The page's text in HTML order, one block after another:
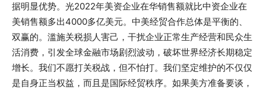
据明显优势。光2022年美资企业在华销售额就比中资企业在
美销售额多出4000多亿美元。中美经贸合作总体是平衡的、
双赢的。滥施关税损人害己，干扰企业正常生产经营和民众生
活消费，引发全球金融市场剧烈波动，破坏世界经济长期稳定
增长。我们不愿打关税战，但不怕打。我们坚定维护的不仅仅
是自身正当权益，而且是国际经贸秩序。如果美方准备要谈，